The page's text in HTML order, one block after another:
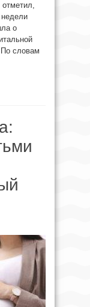
о
По словам